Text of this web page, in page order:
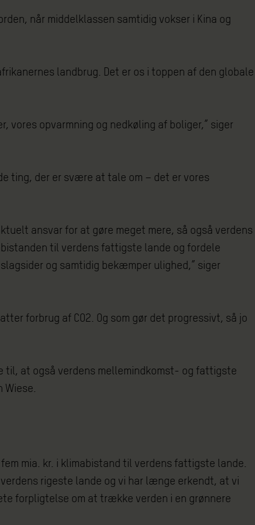
når middelklassen samtidig vokser i Kina og
landbrug. Det er os i toppen af den globale
vores opvarmning og nedkøling af boliger,” siger
ting, der er svære at tale om – det er vores
ansvar for at gøre meget mere, så også verdens
til verdens fattigste lande og fordele
og samtidig bekæmper ulighed,” siger
forbrug af CO2. Og som gør det progressivt, så jo
til, at også verdens mellemindkomst- og fattigste
mia. kr. i klimabistand til verdens fattigste lande.
rigeste lande og vi har længe erkendt, at vi
forpligtelse om at trække verden i en grønnere